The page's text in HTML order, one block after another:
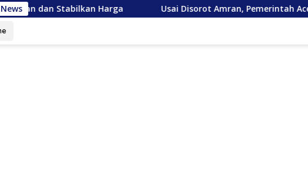
Harga Usai Disorot Amran, Pemerintah Aceh Jelaskan Posisi